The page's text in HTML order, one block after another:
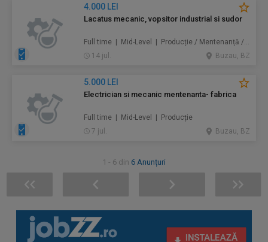
4.000 LEI
Lacatus mecanic, vopsitor industrial si sudor
Full time | Mid-Level | Producție / Mentenanță / Instalații / Construcţii / Amenajări
14 jul.
Buzau, BZ
5.000 LEI
Electrician si mecanic mentenanta- fabrica
Full time | Mid-Level | Producție
7 jul.
Buzau, BZ
1 - 6 din 6 Anunțuri